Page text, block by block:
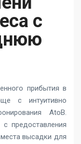
с
прибытия в
с интуитивно
AtoB.
предоставления
высадки для